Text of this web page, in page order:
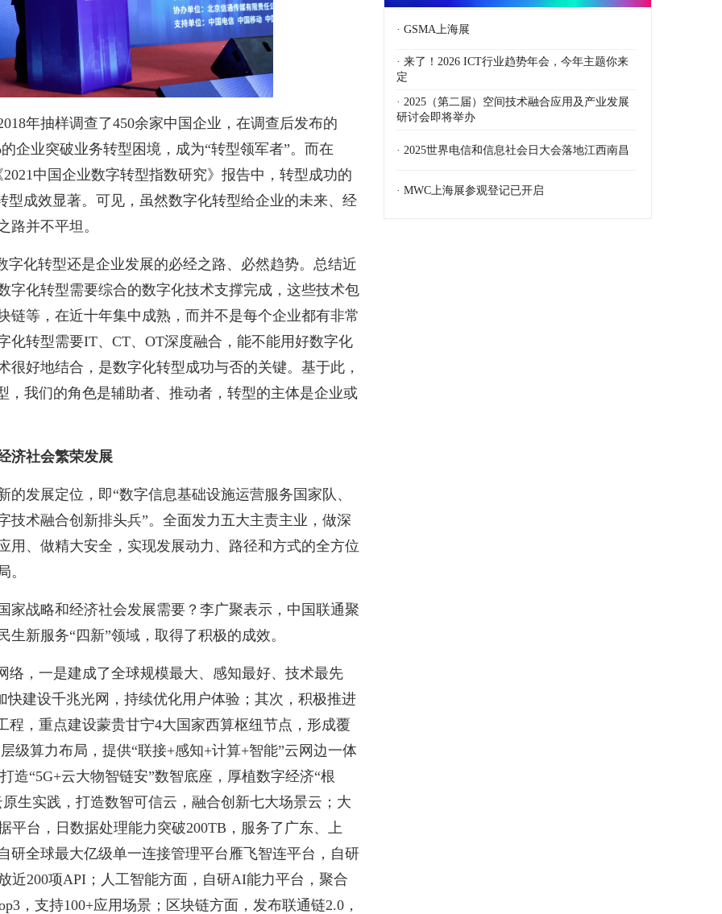
年抽样调查了450余家中国企业，在调查后发布的
企业突破业务转型困境，成为“转型领军者”。而在
中国企业数字转型指数研究》报告中，转型成功的
型成效显著。可见，虽然数字化转型给企业的未来、经
路并不平坦。
字化转型还是企业发展的必经之路、必然趋势。总结近
字化转型需要综合的数字化技术支撑完成，这些技术包
链等，在近十年集中成熟，而并不是每个企业都有非常
化转型需要IT、CT、OT深度融合，能不能用好数字化
好地结合，是数字化转型成功与否的关键。基于此，
，我们的角色是辅助者、推动者，转型的主体是企业或
济社会繁荣发展
发展定位，即“数字信息基础设施运营服务国家队、
技术融合创新排头兵”。全面发力五大主责主业，做深
用、做精大安全，实现发展动力、路径和方式的全方位
。
家战略和经济社会发展需要？李广聚表示，中国联通聚
新服务“四新”领域，取得了积极的成效。
络，一是建成了全球规模最大、感知最好、技术最先
建设千兆光网，持续优化用户体验；其次，积极推进
程，重点建设蒙贵甘宁4大国家西算枢纽节点，形成覆
级算力布局，提供“联接+感知+计算+智能”云网边一体
造“5G+云大物智链安”数智底座，厚植数字经济“根
生实践，打造数智可信云，融合创新七大场景云；大
台，日数据处理能力突破200TB，服务了广东、上
研全球最大亿级单一连接管理平台雁飞智连平台，自研
近200项API；人工智能方面，自研AI能力平台，聚合
，支持100+应用场景；区块链方面，发布联通链2.0，
· GSMA上海展
· 来了！2026 ICT行业趋势年会，今年主题你来
定
· 2025（第二届）空间技术融合应用及产业发展
研讨会即将举办
· 2025世界电信和信息社会日大会落地江西南昌
· MWC上海展参观登记已开启